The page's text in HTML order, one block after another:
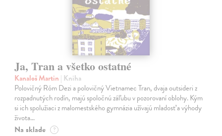
Ja, Tran a všetko ostatné
Kanaloš Martin | Kniha
Polovičný Róm Dezi a polovičný Vietnamec Tran, dvaja outsideri z
rozpadnutých rodín, majú spoločnú záľubu v pozorovaní oblohy. Kým
si ich spolužiaci z malomestského gymnázia užívajú mladosť a výhody
života…
Na sklade ?